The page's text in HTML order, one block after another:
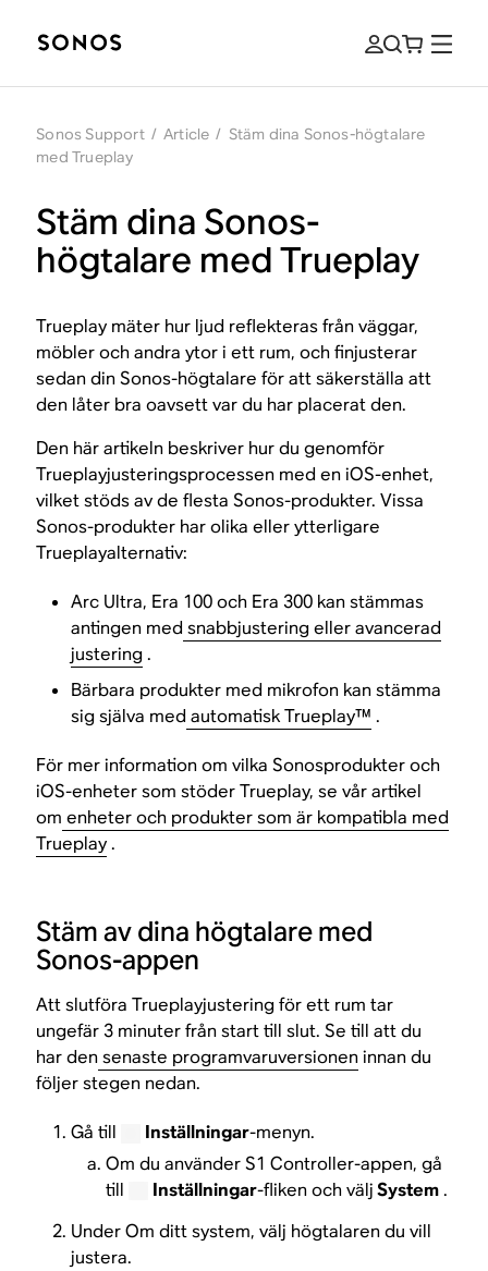
Sonos Support / Article / Stäm dina Sonos-högtalare
med Trueplay
Stäm dina Sonos-
högtalare med Trueplay
Trueplay mäter hur ljud reflekteras från väggar,
möbler och andra ytor i ett rum, och finjusterar
sedan din Sonos-högtalare för att säkerställa att
den låter bra oavsett var du har placerat den.
Den här artikeln beskriver hur du genomför
Trueplayjusteringsprocessen med en iOS-enhet,
vilket stöds av de flesta Sonos-produkter. Vissa
Sonos-produkter har olika eller ytterligare
Trueplayalternativ:
Arc Ultra, Era 100 och Era 300 kan stämmas
antingen med snabbjustering eller avancerad
justering.
Bärbara produkter med mikrofon kan stämma
sig själva med automatisk Trueplay™ .
För mer information om vilka Sonosprodukter och
iOS-enheter som stöder Trueplay, se vår artikel
om enheter och produkter som är kompatibla med
Trueplay.
Stäm av dina högtalare med
Sonos-appen
Att slutföra Trueplayjustering för ett rum tar
ungefär 3 minuter från start till slut. Se till att du
har densenaste programvaruversioneninnan du
följer stegen nedan.
Gå till Inställningar-menyn.
Om du använder S1 Controller-appen, gå
till
Inställningar-fliken och väljSystem.
Under Om ditt system, välj högtalaren du vill
justera.